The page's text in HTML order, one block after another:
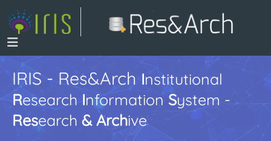
IRIS - Res&ArchInstitutional
Research InformationSystem -
Research & Archive